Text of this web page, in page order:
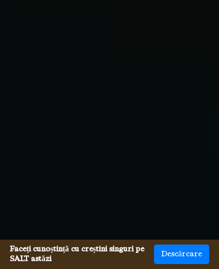
Faceți cunoștință cu creștini singuri pe
SALT astăzi
Descărcare